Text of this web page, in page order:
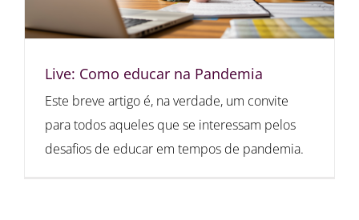
Live: Como educar na Pandemia
Este breve artigo é, na verdade, um convite
para todos aqueles que se interessam pelos
desafios de educar em tempos de pandemia.